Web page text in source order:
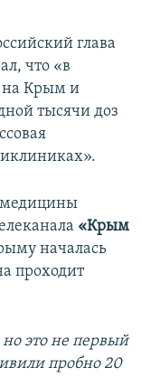
глава
что «в
на Крым и
тысячи доз
медицины
«Крым
началась
проходит
это не первый
пробно 20